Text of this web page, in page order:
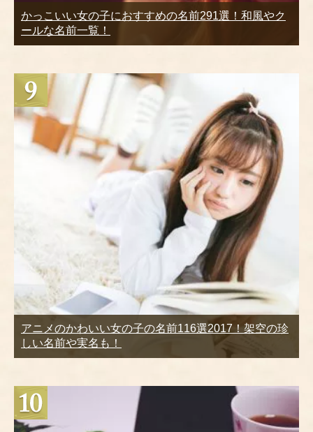
かっこいい女の子におすすめの名前291選！和風やク
ールな名前一覧！
アニメのかわいい女の子の名前116選2017！架空の珍
しい名前や実名も！